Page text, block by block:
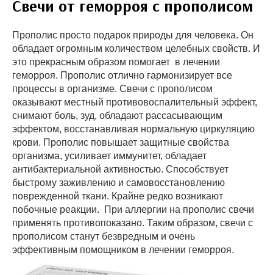
Свечи от геморроя с прополисом
Прополис просто подарок природы для человека. Он
обладает огромным количеством целебных свойств. И
это прекрасным образом помогает в лечении
геморроя. Прополис отлично гармонизирует все
процессы в организме. Свечи с прополисом
оказывают местный противовоспалительный эффект,
снимают боль, зуд, обладают рассасывающим
эффектом, восстанавливая нормальную циркуляцию
крови. Прополис повышает защитные свойства
организма, усиливает иммунитет, обладает
антибактериальной активностью. Способствует
быстрому заживлению и самовосстановлению
поврежденной ткани. Крайне редко возникают
побочные реакции. При аллергии на прополис свечи
применять противопоказано. Таким образом, свечи с
прополисом станут безвредным и очень
эффективным помощником в лечении геморроя.